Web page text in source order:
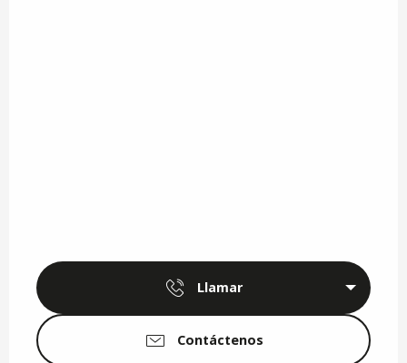
Llamar
Contáctenos